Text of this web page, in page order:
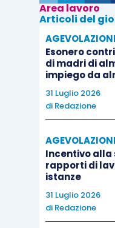
Area lavoro
Articoli del
AGEVOLAZIONI
Esonero
di madri di
impiego da
31 Luglio 2026
di Redazione
AGEVOLAZIONI
Incentivo alla
rapporti di
istanze
31 Luglio 2026
di Redazione